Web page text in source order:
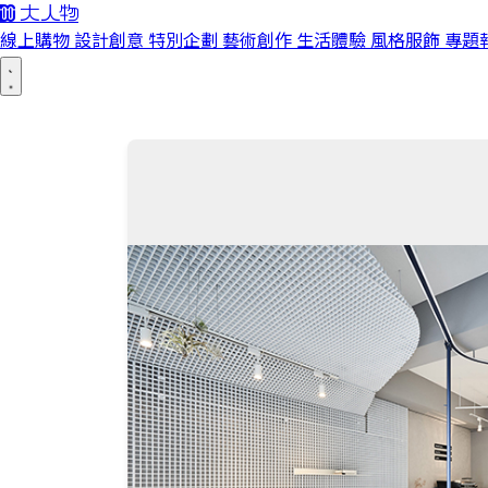
線上購物 設計創意 特別企劃 藝術創作 生活體驗 風格服飾 專題